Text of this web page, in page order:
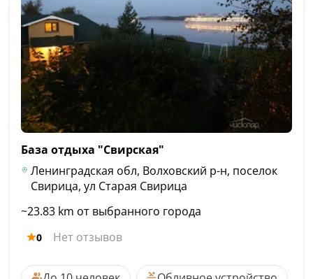
База отдыха "Свирская"
Ленинградская обл, Волховский р-н, поселок
Свирица, ул Старая Свирица
~23.83 km от выбранного города
0 Нет отзывов